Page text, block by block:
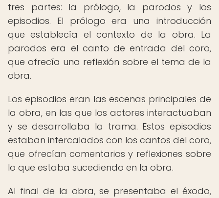
tres partes: la prólogo, la parodos y los
episodios. El prólogo era una introducción
que establecía el contexto de la obra. La
parodos era el canto de entrada del coro,
que ofrecía una reflexión sobre el tema de la
obra.
Los episodios eran las escenas principales de
la obra, en las que los actores interactuaban
y se desarrollaba la trama. Estos episodios
estaban intercalados con los cantos del coro,
que ofrecían comentarios y reflexiones sobre
lo que estaba sucediendo en la obra.
Al final de la obra, se presentaba el éxodo,